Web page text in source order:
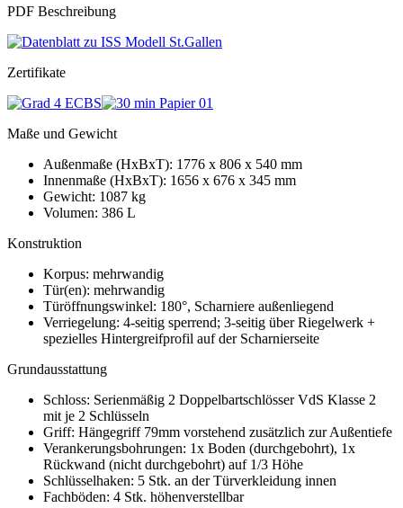
PDF Beschreibung
Zertifikate
Maße und Gewicht
Außenmaße (HxBxT): 1776 x 806 x 540 mm
Innenmaße (HxBxT): 1656 x 676 x 345 mm
Gewicht: 1087 kg
Volumen: 386 L
Konstruktion
Korpus: mehrwandig
Tür(en): mehrwandig
Türöffnungswinkel: 180°, Scharniere außenliegend
Verriegelung: 4-seitig sperrend; 3-seitig über Riegelwerk +
spezielles Hintergreifprofil auf der Scharnierseite
Grundausstattung
Schloss: Serienmäßig 2 Doppelbartschlösser VdS Klasse 2
mit je 2 Schlüsseln
Griff: Hängegriff 79mm vorstehend zusätzlich zur Außentiefe
Verankerungsbohrungen: 1x Boden (durchgebohrt), 1x
Rückwand (nicht durchgebohrt) auf 1/3 Höhe
Schlüsselhaken: 5 Stk. an der Türverkleidung innen
Fachböden: 4 Stk. höhenverstellbar